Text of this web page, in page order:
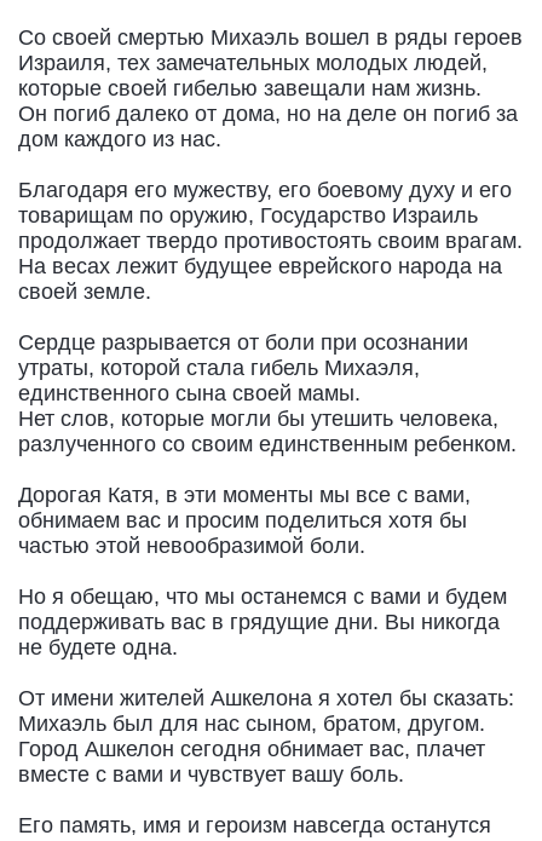
Со своей смертью Михаэль вошел в ряды героев
Израиля, тех замечательных молодых людей,
которые своей гибелью завещали нам жизнь.
Он погиб далеко от дома, но на деле он погиб за
дом каждого из нас.
Благодаря его мужеству, его боевому духу и его
товарищам по оружию, Государство Израиль
продолжает твердо противостоять своим врагам.
На весах лежит будущее еврейского народа на
своей земле.
Сердце разрывается от боли при осознании
утраты, которой стала гибель Михаэля,
единственного сына своей мамы.
Нет слов, которые могли бы утешить человека,
разлученного со своим единственным ребенком.
Дорогая Катя, в эти моменты мы все с вами,
обнимаем вас и просим поделиться хотя бы
частью этой невообразимой боли.
Но я обещаю, что мы останемся с вами и будем
поддерживать вас в грядущие дни. Вы никогда
не будете одна.
От имени жителей Ашкелона я хотел бы сказать:
Михаэль был для нас сыном, братом, другом.
Город Ашкелон сегодня обнимает вас, плачет
вместе с вами и чувствует вашу боль.
Его память, имя и героизм навсегда останутся